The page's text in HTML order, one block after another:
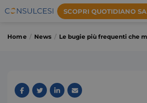
SCOPRI QUOTIDIANO
Home News Le bugie più frequenti che